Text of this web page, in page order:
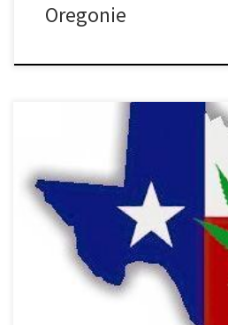
Oregonie
Czas, aby Teksas rozpoczął ten
Dutton Jr (D-Houston), przedstawił
dekryminalizacji posiadania 30
wykroczenie z klasy B do
się niewielka zmianą, ale mandaty
grzywny i […]